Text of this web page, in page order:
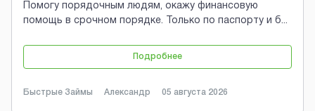
Помогу порядочным людям, окажу финансовую
помощь в срочном порядке. Только по паспорту и б...
Подробнее
Быстрые Займы Александр 05 августа 2026